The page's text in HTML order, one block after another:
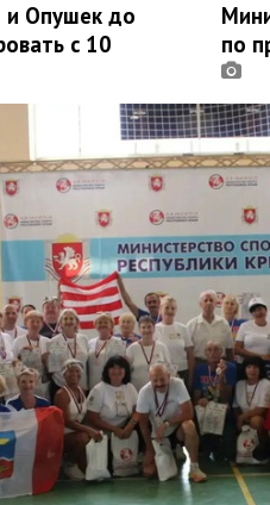
и Опушек до
с 10
по